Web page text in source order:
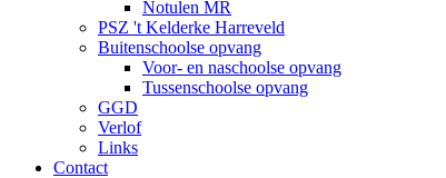
Notulen MR
PSZ 't Kelderke Harreveld
Buitenschoolse opvang
Voor- en naschoolse opvang
Tussenschoolse opvang
GGD
Verlof
Links
Contact